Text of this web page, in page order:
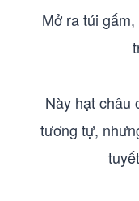
Mở ra túi
Này hạt châu
tương tự,